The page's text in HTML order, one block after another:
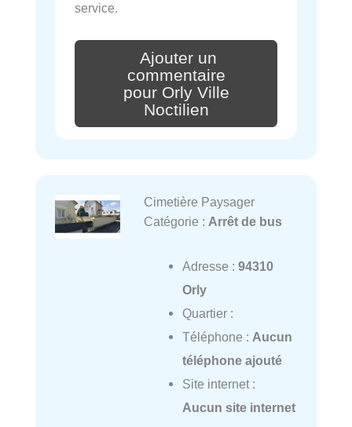
service.
Ajouter un
commentaire
pour Orly Ville
Noctilien
Cimetière Paysager
Catégorie : Arrêt de bus
Adresse : 94310
Orly
Quartier :
Téléphone : Aucun
téléphone ajouté
Site internet :
Aucun site internet